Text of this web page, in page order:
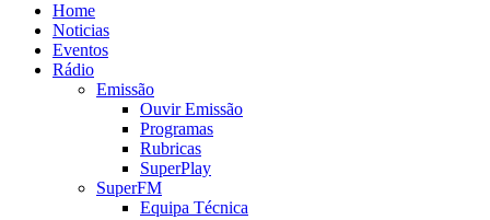
Home
Noticias
Eventos
Rádio
Emissão
Ouvir Emissão
Programas
Rubricas
SuperPlay
SuperFM
Equipa Técnica